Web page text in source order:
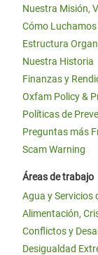
Nuestra Misión,
Cómo
Estructura
Nuestra Historia
Finanzas y
Oxfam Policy &
Políticas de
Preguntas más
Scam Warning
Áreas de trabajo
Agua y Servicios
Alimentación,
Conflictos y
Desigualdad